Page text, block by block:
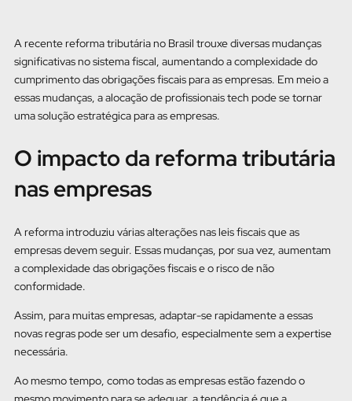
A recente reforma tributária no Brasil trouxe diversas mudanças
significativas no sistema fiscal, aumentando a complexidade do
cumprimento das obrigações fiscais para as empresas. Em meio a
essas mudanças, a alocação de profissionais tech pode se tornar
uma solução estratégica para as empresas.
O impacto da reforma tributária
nas empresas
A reforma introduziu várias alterações nas leis fiscais que as
empresas devem seguir. Essas mudanças, por sua vez, aumentam
a complexidade das obrigações fiscais e o risco de não
conformidade.
Assim, para muitas empresas, adaptar-se rapidamente a essas
novas regras pode ser um desafio, especialmente sem a expertise
necessária.
Ao mesmo tempo, como todas as empresas estão fazendo o